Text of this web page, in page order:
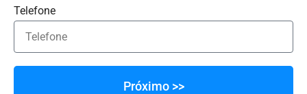
Telefone
Próximo >>